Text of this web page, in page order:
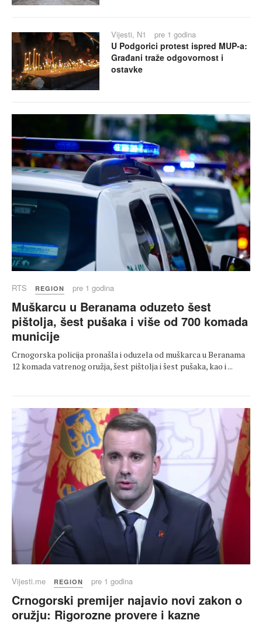
Vijesti, N1 pre 1 godina
U Podgorici protest ispred MUP-a:
Građani traže odgovornost i
ostavke
RTS REGION pre 1 godina
Muškarcu u Beranama oduzeto šest
pištolja, šest pušaka i više od 700 komada
municije
Crnogorska policija pronašla i oduzela od muškarca u Beranama
12 komada vatrenog oružja, šest pištolja i šest pušaka, kao i ...
Vijesti.me REGION pre 1 godina
Crnogorski premijer najavio novi zakon o
oružju: Rigorozne provere i kazne